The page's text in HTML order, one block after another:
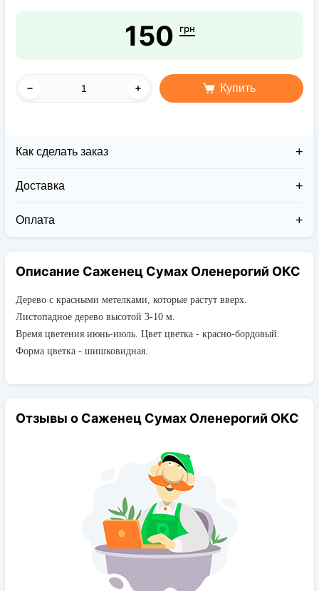
150 грн
Купить
Как сделать заказ
Доставка
курьерскими службами:
транспортировки вплоть до 14 дней (с учётом
хранения на складе).
Оплата
На карту приват банка перед отправкой;
По выставленному счёту (реквизитам
Описание Саженец Сумах Оленерогий ОКС
Дерево с красными метелками, которые растут вверх.
Листопадное дерево высотой 3-10 м.
Время цветения июнь-июль. Цвет цветка - красно-бордовый.
Форма цветка - шишковидная.
Отзывы о Саженец Сумах Оленерогий ОКС